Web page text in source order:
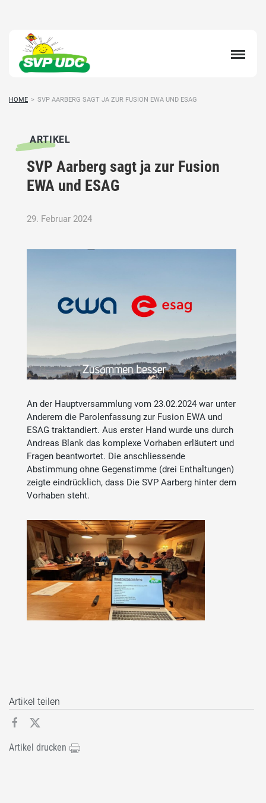
HOME > SVP AARBERG SAGT JA ZUR FUSION EWA UND ESAG
ARTIKEL
SVP Aarberg sagt ja zur Fusion
EWA und ESAG
29. Februar 2024
An der Hauptversammlung vom 23.02.2024 war unter
Anderem die Parolenfassung zur Fusion EWA und
ESAG traktandiert. Aus erster Hand wurde uns durch
Andreas Blank das komplexe Vorhaben erläutert und
Fragen beantwortet. Die anschliessende
Abstimmung ohne Gegenstimme (drei Enthaltungen)
zeigte eindrücklich, dass Die SVP Aarberg hinter dem
Vorhaben steht.
Artikel teilen
Artikel drucken